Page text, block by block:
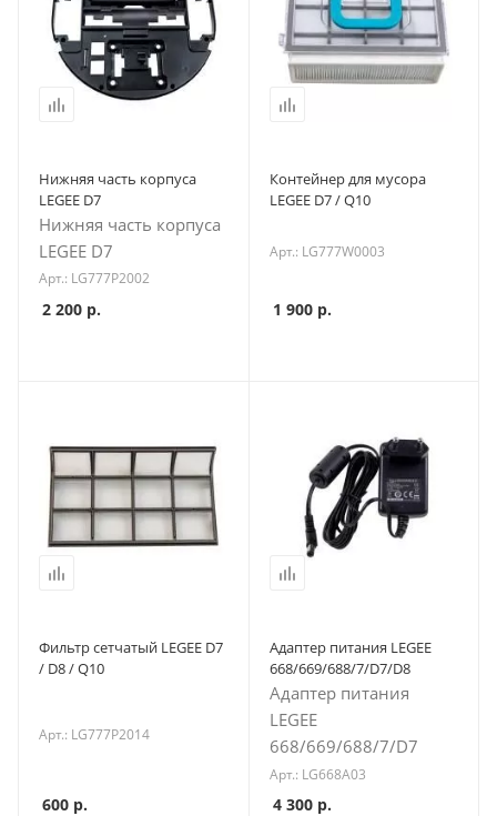
Нижняя часть корпуса
LEGEE D7
Нижняя часть корпуса
LEGEE D7
Арт.: LG777P2002
2 200 р.
Контейнер для мусора
LEGEE D7 / Q10
Арт.: LG777W0003
1 900р.
Фильтр сетчатый LEGEE D7
/ D8 / Q10
Арт.: LG777P2014
600 р.
Адаптер питания LEGEE
668/669/688/7/D7/D8
Адаптер питания
LEGEE
668/669/688/7/D7
Арт.: LG668A03
4 300р.